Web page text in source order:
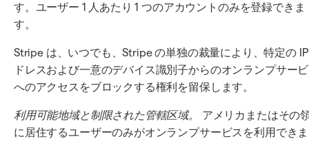
す。ユーザー 1 人あたり 1 つのアカウントのみを登録できま
す。
Stripe は、いつでも、Stripe の単独の裁量により、特定の
ドレスおよび一意のデバイス識別子からのオンランプサー
へのアクセスをブロックする権利を留保します。
利用可能地域と制限された管轄区域。
アメリカまたはその
に居住するユーザーのみがオンランプサービスを利用できま